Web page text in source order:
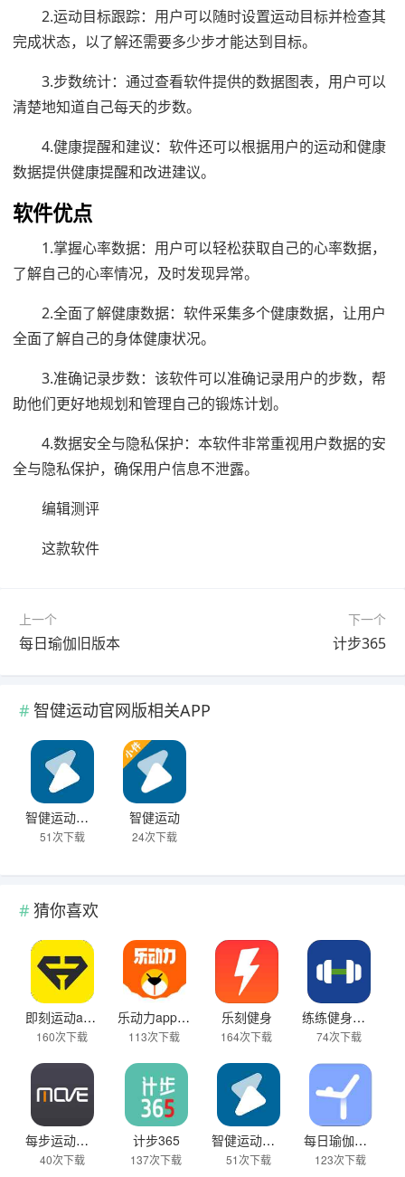
2.运动目标跟踪：用户可以随时设置运动目标并检查其
完成状态，以了解还需要多少步才能达到目标。
3.步数统计：通过查看软件提供的数据图表，用户可以
清楚地知道自己每天的步数。
4.健康提醒和建议：软件还可以根据用户的运动和健康
数据提供健康提醒和改进建议。
软件优点
1.掌握心率数据：用户可以轻松获取自己的心率数据，
了解自己的心率情况，及时发现异常。
2.全面了解健康数据：软件采集多个健康数据，让用户
全面了解自己的身体健康状况。
3.准确记录步数：该软件可以准确记录用户的步数，帮
助他们更好地规划和管理自己的锻炼计划。
4.数据安全与隐私保护：本软件非常重视用户数据的安
全与隐私保护，确保用户信息不泄露。
编辑测评
这款软件
上一个
每日瑜伽旧版本
下一个
计步365
智健运动官网版相关APP
智健运动官网版
51次下载
智健运动
24次下载
猜你喜欢
即刻运动app免费下载
160次下载
乐动力app官方正版
113次下载
乐刻健身
164次下载
练练健身免费版
74次下载
每步运动最新版
40次下载
计步365
137次下载
智健运动官网版
51次下载
每日瑜伽旧版本
123次下载